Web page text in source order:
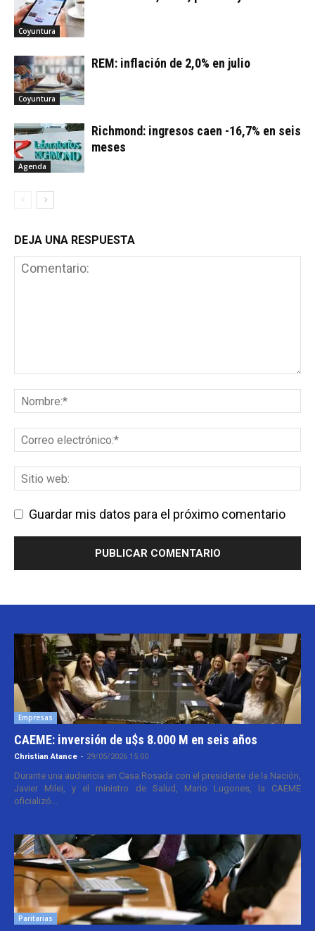
Coyuntura
Coyuntura
REM: inflación de 2,0% en julio
Agenda
Richmond: ingresos caen -16,7% en seis
meses
DEJA UNA RESPUESTA
Guardar mis datos para el próximo comentario
Empresas
CAEME: inversión de u$s 8.000 M en seis años
Christian Atance - 29/05/2026 15:00
Durante una audiencia en Casa Rosada con el presidente de la Nación,
Javier Milei, y el ministro de Salud, Mario Lugones, la CAEME
oficializó...
Paritarias